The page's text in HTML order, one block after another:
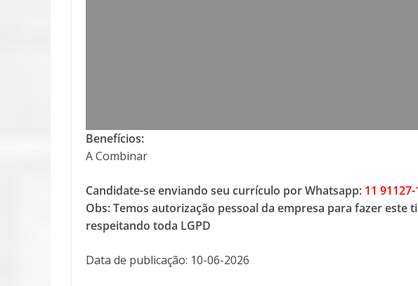
Benefícios:
A Combinar
Candidate-se enviando seu currículo por Whatsapp: 11
Obs: Temos autorização pessoal da empresa para fazer este
respeitando toda LGPD
Data de publicação: 10-06-2026